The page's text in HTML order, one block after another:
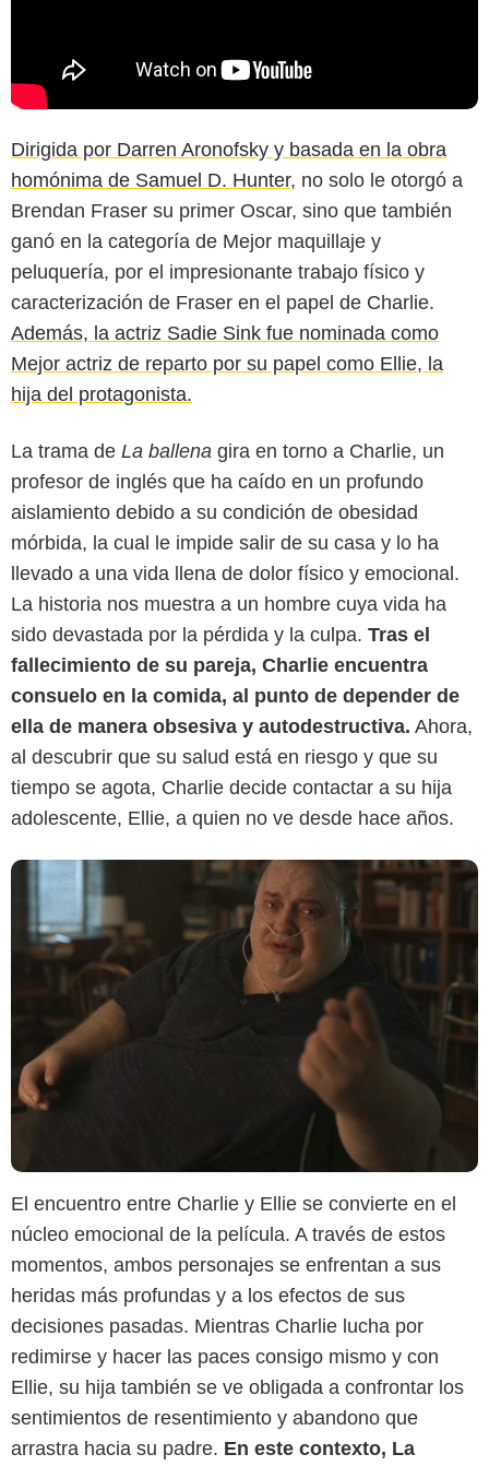
Dirigida por Darren Aronofsky y basada en la obra
homónima de Samuel D. Hunter, no solo le otorgó a
Brendan Fraser su primer Oscar, sino que también
ganó en la categoría de Mejor maquillaje y
peluquería, por el impresionante trabajo físico y
caracterización de Fraser en el papel de Charlie.
Además, la actriz Sadie Sink fue nominada como
Mejor actriz de reparto por su papel como Ellie, la
hija del protagonista.
La trama de La ballena gira en torno a Charlie, un
profesor de inglés que ha caído en un profundo
aislamiento debido a su condición de obesidad
mórbida, la cual le impide salir de su casa y lo ha
llevado a una vida llena de dolor físico y emocional.
La historia nos muestra a un hombre cuya vida ha
sido devastada por la pérdida y la culpa. Tras el
fallecimiento de su pareja, Charlie encuentra
consuelo en la comida, al punto de depender de
ella de manera obsesiva y autodestructiva. Ahora,
al descubrir que su salud está en riesgo y que su
tiempo se agota, Charlie decide contactar a su hija
adolescente, Ellie, a quien no ve desde hace años.
Entertainment Weekly
El encuentro entre Charlie y Ellie se convierte en el
núcleo emocional de la película. A través de estos
momentos, ambos personajes se enfrentan a sus
heridas más profundas y a los efectos de sus
decisiones pasadas. Mientras Charlie lucha por
redimirse y hacer las paces consigo mismo y con
Ellie, su hija también se ve obligada a confrontar los
sentimientos de resentimiento y abandono que
arrastra hacia su padre. En este contexto, La
IMDb